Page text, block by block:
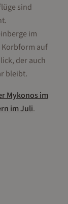
sind
im
auf
der auch
bleibt.
Mykonosim
imJuli.